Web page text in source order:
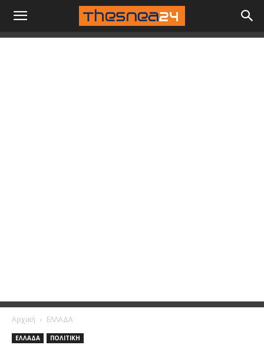
Αρχική ΕΛΛΑΔΑ
ΕΛΛΑΔΑ ΠΟΛΙΤΙΚΗ